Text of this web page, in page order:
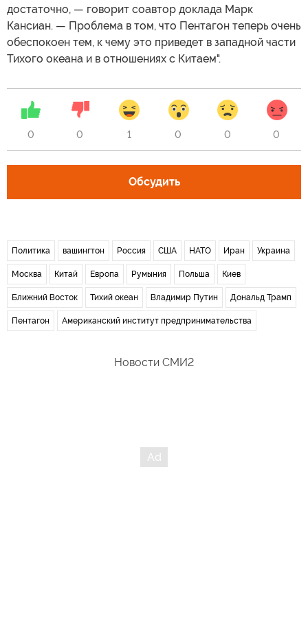
достаточно, — говорит соавтор доклада Марк
Кансиан. — Проблема в том, что Пентагон теперь очень
обеспокоен тем, к чему это приведет в западной части
Тихого океана и в отношениях с Китаем".
0 0 1 0 0 0
Обсудить
Политика вашингтон Россия США НАТО Иран Украина
Москва Китай Европа Румыния Польша Киев
Ближний Восток Тихий океан Владимир Путин Дональд Трамп
Пентагон Американский институт предпринимательства
Новости СМИ2